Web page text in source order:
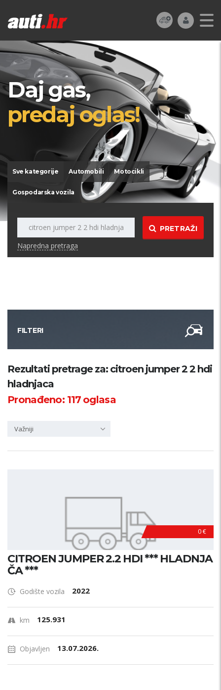
Daj gas,
predaj oglas!
Sve kategorije Automobili Motocikli
Gospodarska vozila
PRETRAŽI
Napredna pretraga
FILTERI
Kategorija
Županija
Rezultati pretrage za: citroen jumper 2 2 hdi
hladnjaca
Pronađeno: 117oglasa
Važniji
0 €
CITROEN JUMPER 2.2 HDI *** HLADNJA
ČA ***
Godište vozila 2022
km 125.931
Objavljen 13.07.2026.